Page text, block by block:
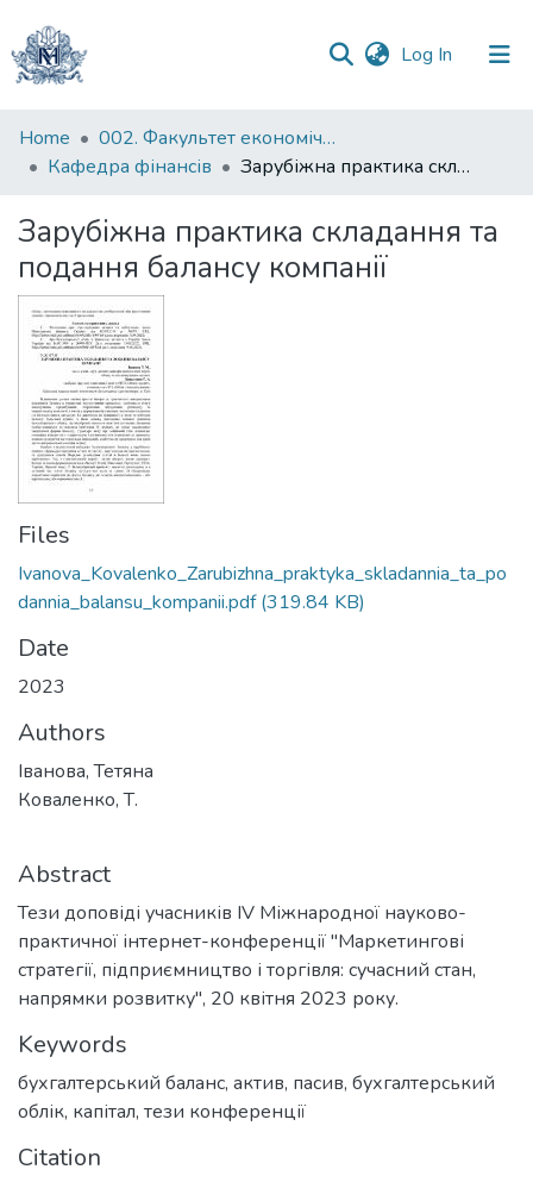
Log In (current)
Communities
&
All of DSpace
Statistics
Home
002. Факультет економічних наук
Кафедра фінансів
Зарубіжна практика складання та подання балансу компанії
Зарубіжна практика складання та
подання балансу компанії
Files
Ivanova_Kovalenko_Zarubizhna_praktyka_skladannia_ta_po
dannia_balansu_kompanii.pdf(319.84 KB)
Date
2023
Authors
Іванова, Тетяна
Коваленко, Т.
Abstract
Тези доповіді учасників ІV Міжнародної науково-
практичної інтернет-конференції "Маркетингові
стратегії, підприємництво і торгівля: сучасний стан,
напрямки розвитку", 20 квітня 2023 року.
Keywords
бухгалтерський баланс, актив, пасив, бухгалтерський
облік, капітал, тези конференції
Citation